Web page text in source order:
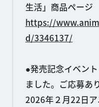
生活」商品ページ
https://
d/3346137/
●発売記念イベン
ました。ご応募あ
2026年２月22日